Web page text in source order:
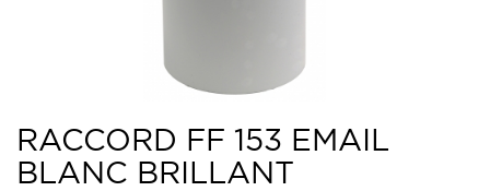
RACCORD FF 153 EMAIL
BLANC BRILLANT